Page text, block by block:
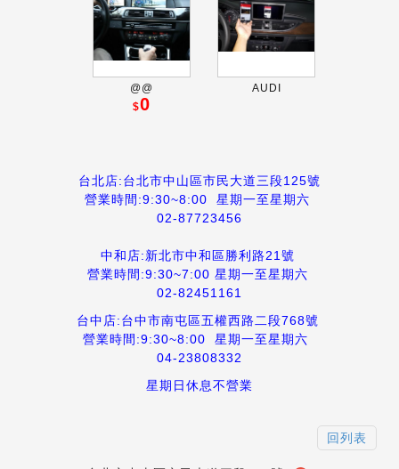
@@
$0
AUDI
台北店:台北市中山區市民大道三段125號
營業時間:9:30~8:00 星期一至星期六
02-87723456
中和店:新北市中和區勝利路21號
營業時間:9:30~7:00 星期一至星期六
02-82451161
台中店:台中市南屯區五權西路二段768號
營業時間:9:30~8:00 星期一至星期六
04-23808332
星期日休息不營業
回列表